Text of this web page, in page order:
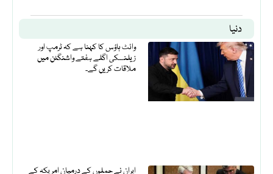
دنیا
وائٹ ہاؤس کا کہنا ہے کہ ٹرمپ اور
زیلنسکی اگلے ہفتے واشنگٹن میں
ملاقات کریں گے۔
ایران نے حملوں کے درمیان امریکہ کے